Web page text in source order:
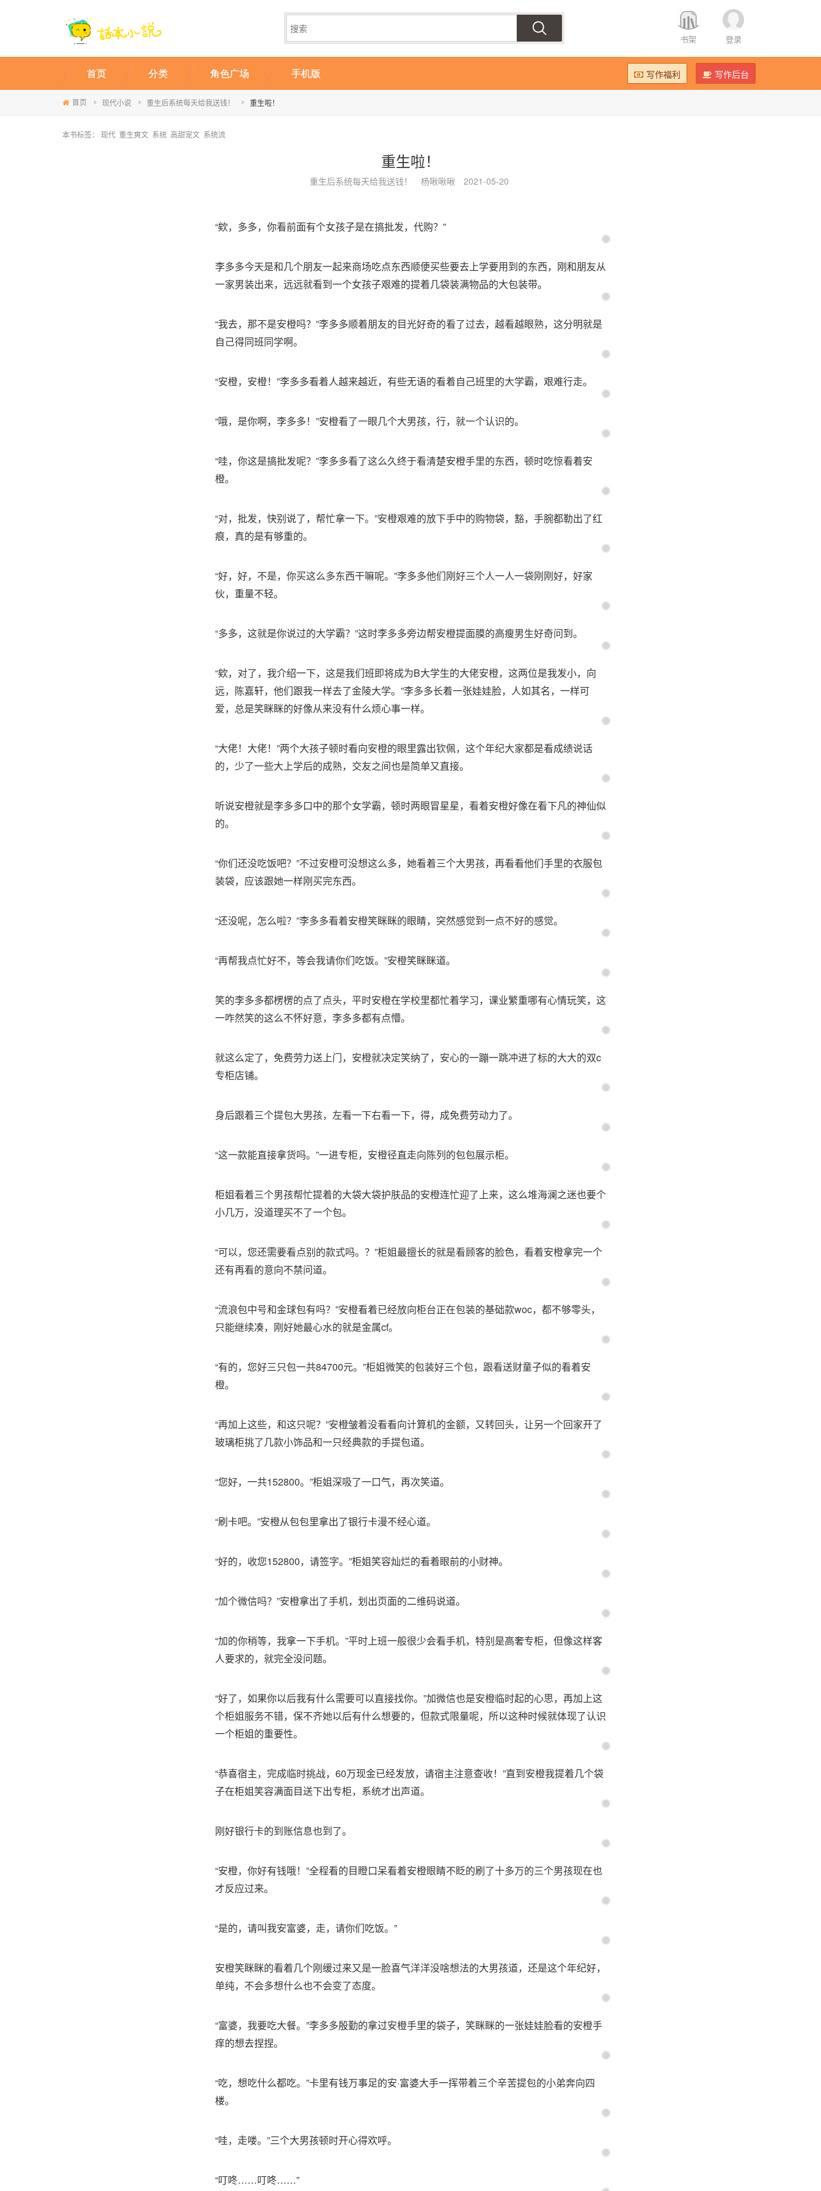
书架 登录
写作福利 写作后台
首页 分类 角色广场 手机版
首页 现代小说 重生后系统每天给我送钱！ 重生啦！
本书标签： 现代 重生爽文 系统 高甜宠文 系统流
重生啦！
重生后系统每天给我送钱！ 杨啾啾啾 2021-05-20
“欸，多多，你看前面有个女孩子是在搞批发，代购？”
李多多今天是和几个朋友一起来商场吃点东西顺便买些要去上学要用到的东西，刚和朋友从
一家男装出来，远远就看到一个女孩子艰难的提着几袋装满物品的大包装带。
“我去，那不是安橙吗？”李多多顺着朋友的目光好奇的看了过去，越看越眼熟，这分明就是
自己得同班同学啊。
“安橙，安橙！”李多多看着人越来越近，有些无语的看着自己班里的大学霸，艰难行走。
“哦，是你啊，李多多！”安橙看了一眼几个大男孩，行，就一个认识的。
“哇，你这是搞批发呢？”李多多看了这么久终于看清楚安橙手里的东西，顿时吃惊看着安
橙。
“对，批发，快别说了，帮忙拿一下。”安橙艰难的放下手中的购物袋，豁，手腕都勒出了红
痕，真的是有够重的。
“好，好，不是，你买这么多东西干嘛呢。”李多多他们刚好三个人一人一袋刚刚好，好家
伙，重量不轻。
“多多，这就是你说过的大学霸？”这时李多多旁边帮安橙提面膜的高瘦男生好奇问到。
“欸，对了，我介绍一下，这是我们班即将成为B大学生的大佬安橙，这两位是我发小，向
远，陈嘉轩，他们跟我一样去了金陵大学。”李多多长着一张娃娃脸，人如其名，一样可
爱，总是笑眯眯的好像从来没有什么烦心事一样。
“大佬！大佬！”两个大孩子顿时看向安橙的眼里露出钦佩，这个年纪大家都是看成绩说话
的，少了一些大上学后的成熟，交友之间也是简单又直接。
听说安橙就是李多多口中的那个女学霸，顿时两眼冒星星，看着安橙好像在看下凡的神仙似
的。
“你们还没吃饭吧？”不过安橙可没想这么多，她看着三个大男孩，再看看他们手里的衣服包
装袋，应该跟她一样刚买完东西。
“还没呢，怎么啦？”李多多看着安橙笑眯眯的眼睛，突然感觉到一点不好的感觉。
“再帮我点忙好不，等会我请你们吃饭。”安橙笑眯眯道。
笑的李多多都楞楞的点了点头，平时安橙在学校里都忙着学习，课业繁重哪有心情玩笑，这
一咋然笑的这么不怀好意，李多多都有点懵。
就这么定了，免费劳力送上门，安橙就决定笑纳了，安心的一蹦一跳冲进了标的大大的双c
专柜店铺。
身后跟着三个提包大男孩，左看一下右看一下，得，成免费劳动力了。
“这一款能直接拿货吗。”一进专柜，安橙径直走向陈列的包包展示柜。
柜姐看着三个男孩帮忙提着的大袋大袋护肤品的安橙连忙迎了上来，这么堆海澜之迷也要个
小几万，没道理买不了一个包。
“可以，您还需要看点别的款式吗。？”柜姐最擅长的就是看顾客的脸色，看着安橙拿完一个
还有再看的意向不禁问道。
“流浪包中号和金球包有吗？”安橙看着已经放向柜台正在包装的基础款woc，都不够零头，
只能继续凑，刚好她最心水的就是金属cf。
“有的，您好三只包一共84700元。”柜姐微笑的包装好三个包，跟看送财童子似的看着安
橙。
“再加上这些，和这只呢？”安橙皱着没看看向计算机的金额，又转回头，让另一个回家开了
玻璃柜挑了几款小饰品和一只经典款的手提包道。
“您好，一共152800。”柜姐深吸了一口气，再次笑道。
“刷卡吧。”安橙从包包里拿出了银行卡漫不经心道。
“好的，收您152800，请签字。”柜姐笑容灿烂的看着眼前的小财神。
“加个微信吗？”安橙拿出了手机，划出页面的二维码说道。
“加的你稍等，我拿一下手机。”平时上班一般很少会看手机，特别是高奢专柜，但像这样客
人要求的，就完全没问题。
“好了，如果你以后我有什么需要可以直接找你。”加微信也是安橙临时起的心思，再加上这
个柜姐服务不错，保不齐她以后有什么想要的，但款式限量呢，所以这种时候就体现了认识
一个柜姐的重要性。
“恭喜宿主，完成临时挑战，60万现金已经发放，请宿主注意查收！”直到安橙我提着几个袋
子在柜姐笑容满面目送下出专柜，系统才出声道。
刚好银行卡的到账信息也到了。
“安橙，你好有钱哦！”全程看的目瞪口呆看着安橙眼睛不眨的刷了十多万的三个男孩现在也
才反应过来。
“是的，请叫我安富婆，走，请你们吃饭。”
安橙笑眯眯的看着几个刚缓过来又是一脸喜气洋洋没啥想法的大男孩道，还是这个年纪好，
单纯，不会多想什么也不会变了态度。
“富婆，我要吃大餐。”李多多殷勤的拿过安橙手里的袋子，笑眯眯的一张娃娃脸看的安橙手
痒的想去捏捏。
“吃，想吃什么都吃。”卡里有钱万事足的安·富婆大手一挥带着三个辛苦提包的小弟奔向四
楼。
“哇，走喽。”三个大男孩顿时开心得欢呼。
“叮咚……叮咚……”